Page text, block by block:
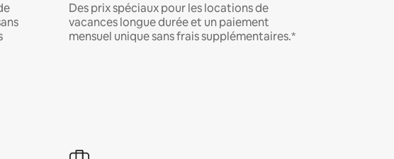
Des prix spéciaux pour les locations de
vacances longue durée et un paiement
mensuel unique sans frais supplémentaires.*